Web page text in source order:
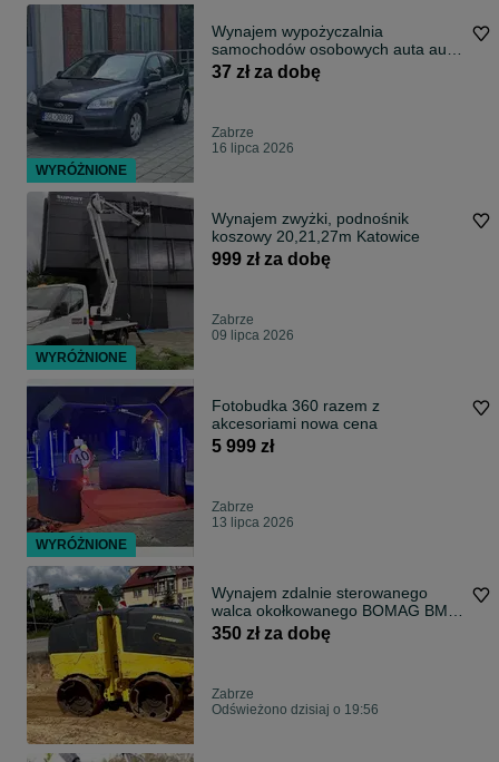
Wynajem wypożyczalnia
samochodów osobowych auta auto
zastępcze tanio
37 zł za dobę
Zabrze
16 lipca 2026
Wynajem zwyżki, podnośnik
koszowy 20,21,27m Katowice
999 zł za dobę
Zabrze
09 lipca 2026
Fotobudka 360 razem z
akcesoriami nowa cena
5 999 zł
Zabrze
13 lipca 2026
Wynajem zdalnie sterowanego
walca okołkowanego BOMAG BMP
8500 Walec Piesek
350 zł za dobę
Zabrze
Odświeżono dzisiaj o 19:56
WYRÓŻNIONE
WYRÓŻNIONE
WYRÓŻNIONE